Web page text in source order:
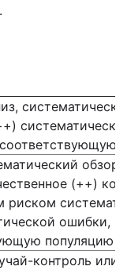
обзор
(++)
риском
ошибки,
популяцию
контроль